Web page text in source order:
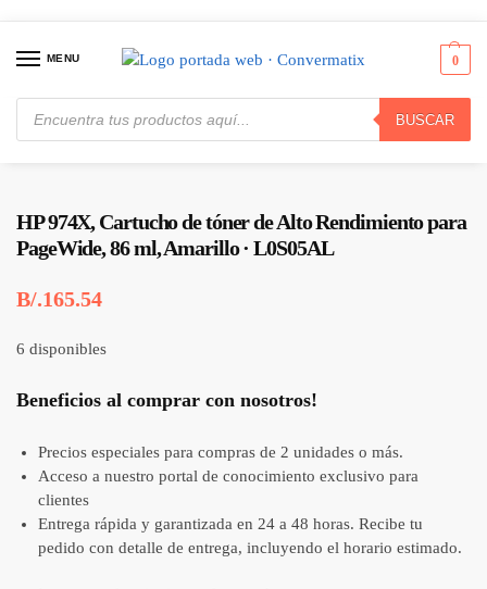
MENU
BUSCAR
0
Inicio / Consumibles y Media / Cartuchos de Toner e Ink-Jet HP 974X, Cartucho de tóner de Alto Rendimiento para PageWide, 86 ml, Amarillo · L0S05AL
HP 974X, Cartucho de tóner de Alto Rendimiento para
PageWide, 86 ml, Amarillo · L0S05AL
B/.165.54
6 disponibles
Beneficios al comprar con nosotros!
Precios especiales para compras de 2 unidades o más.
Acceso a nuestro portal de conocimiento exclusivo para
clientes
Entrega rápida y garantizada en 24 a 48 horas. Recibe tu
pedido con detalle de entrega, incluyendo el horario estimado.